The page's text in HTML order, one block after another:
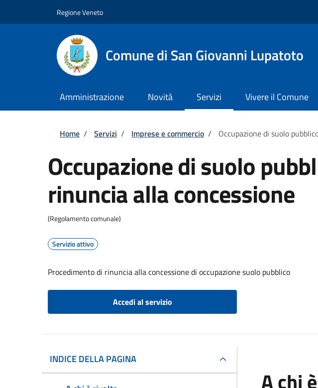
Regione Veneto
Comune di San Giovanni Lupatoto
Amministrazione Novità Servizi Vivere il Comune
Briciole di pane
Home / Servizi / Imprese e commercio / Occupazione di suolo
Occupazione di suolo
rinuncia alla concessione
(Regolamento comunale)
Servizio attivo
Procedimento di rinuncia alla concessione di occupazione suolo pubblico
Accedi al servizio
INDICE DELLA PAGINA
A chi